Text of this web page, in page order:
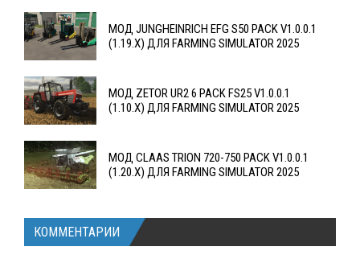
МОД JUNGHEINRICH EFG S50 PACK V1.0.0.1
(1.19.X) ДЛЯ FARMING SIMULATOR 2025
МОД ZETOR UR2 6 PACK FS25 V1.0.0.1
(1.10.X) ДЛЯ FARMING SIMULATOR 2025
МОД CLAAS TRION 720-750 PACK V1.0.0.1
(1.20.X) ДЛЯ FARMING SIMULATOR 2025
КОММЕНТАРИИ